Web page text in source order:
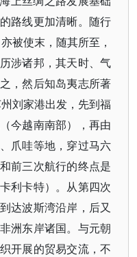
路线更加清晰。随行
被使末，随其所至，
涉诸邦，其天时、气
，然后知岛夷志所著
刘家港出发，先到福
今越南南部），再由
爪哇等地，穿过马六
前三次航行的终点是
利卡特）。从第四次
达波斯湾沿岸，后又
洲东岸诸国。与元朝
开展的贸易交流，不